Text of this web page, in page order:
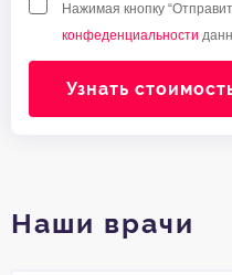
Нажимая кнопку
конфеденциальности
Узнать
Наши врачи